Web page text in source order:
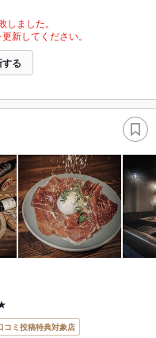
ました。
新してください。
る
コミ投稿特典対象店